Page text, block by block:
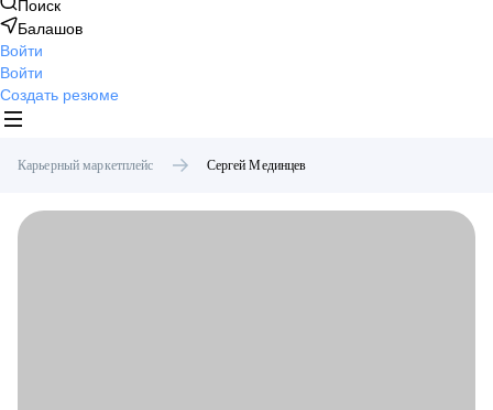
Поиск
Балашов
Войти
Войти
Создать резюме
Карьерный маркетплейс Сергей Мединцев